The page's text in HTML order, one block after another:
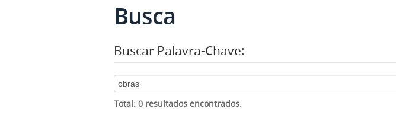
Busca
Buscar Palavra-Chave:
Total: 0 resultados encontrados.